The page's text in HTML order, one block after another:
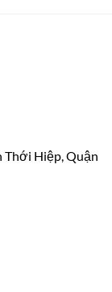
Thới Hiệp, Quận